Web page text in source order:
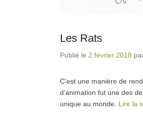
Les Rats
Publié le 2 février 2018
C’est une manière de
d’animation fut une des
unique au monde. Lire la